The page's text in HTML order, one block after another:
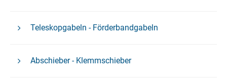
Teleskopgabeln - Förderbandgabeln
Abschieber - Klemmschieber